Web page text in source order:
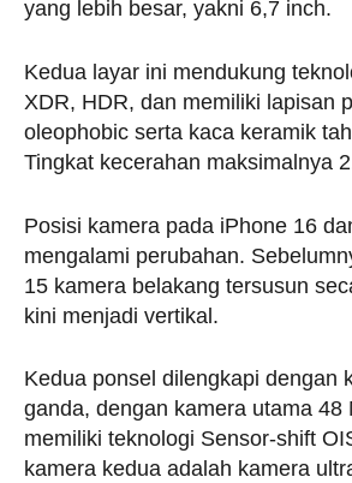
yang lebih besar, yakni 6,7 inch.
Kedua layar ini mendukung
XDR, HDR, dan memiliki lapisan
oleophobic serta kaca keramik
Tingkat kecerahan maksimalnya
Posisi kamera pada iPhone 16
mengalami perubahan.
15 kamera belakang tersusun
kini menjadi vertikal.
Kedua ponsel dilengkapi dengan
ganda, dengan kamera utama 48
memiliki teknologi Sensor-shift
kamera kedua adalah kamera